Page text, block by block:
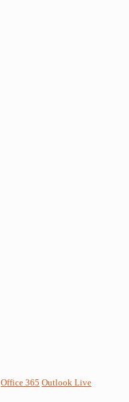
Office 365 Outlook Live